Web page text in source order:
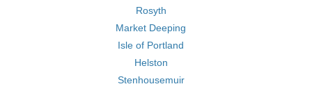
Rosyth
Market Deeping
Isle of Portland
Helston
Stenhousemuir